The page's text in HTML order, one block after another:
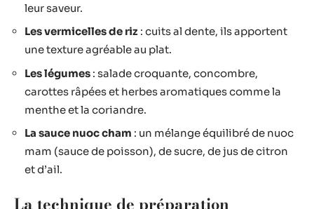
leur saveur.
Les vermicelles de riz : cuits al dente, ils apportent
une texture agréable au plat.
Les légumes : salade croquante, concombre,
carottes râpées et herbes aromatiques comme la
menthe et la coriandre.
La sauce nuoc cham : un mélange équilibré de nuoc
mam (sauce de poisson), de sucre, de jus de citron
et d’ail.
La technique de préparation